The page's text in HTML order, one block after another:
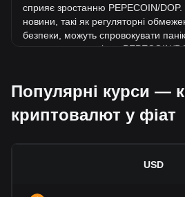
сприяє зростанню PEPECOIN/DOP.
новини, такі як регуляторні
безпеки, можуть спровокувати
призвести до падіння PEPECOIN/
регуляція, що стосуються
безпосередній вплив на їх
свою чергу, визначає їхню вартість
навпаки, незрозуміла або надто
Популярні курси —
криптовалют у фіат
USD